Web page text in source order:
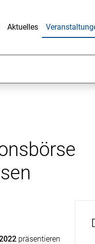
Aktuelles
präsentieren